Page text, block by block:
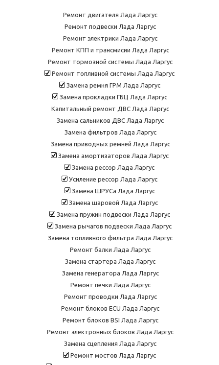
Ремонт двигателя Лада Ларгус
Ремонт подвески Лада Ларгус
Ремонт электрики Лада Ларгус
Ремонт КПП и трансмисии Лада Ларгус
Ремонт тормозной системы Лада Ларгус
Ремонт топливной системы Лада Ларгус
Замена ремня ГРМ Лада Ларгус
Замена прокладки ГБЦ Лада Ларгус
Капитальный ремонт ДВС Лада Ларгус
Замена сальников ДВС Лада Ларгус
Замена фильтров Лада Ларгус
Замена приводных ремней Лада Ларгус
Замена амортизаторов Лада Ларгус
Замена рессор Лада Ларгус
Усиление рессор Лада Ларгус
Замена ШРУСа Лада Ларгус
Замена шаровой Лада Ларгус
Замена пружин подвески Лада Ларгус
Замена рычагов подвески Лада Ларгус
Замена топливного фильтра Лада Ларгус
Ремонт балки Лада Ларгус
Замена стартера Лада Ларгус
Замена генератора Лада Ларгус
Ремонт печки Лада Ларгус
Ремонт проводки Лада Ларгус
Ремонт блоков ECU Лада Ларгус
Ремонт блоков BSI Лада Ларгус
Ремонт электронных блоков Лада Ларгус
Замена сцепления Лада Ларгус
Ремонт мостов Лада Ларгус